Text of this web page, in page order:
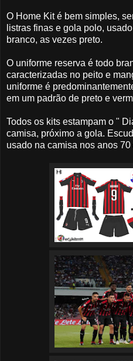
O Home Kit é bem simples,
listras finas e gola polo,
branco, as vezes preto.
O uniforme reserva é todo
caracterizadas no peito e
uniforme é
em um padrão de preto e
Todos os kits estampam o "
camisa, próximo a gola.
usado na camisa nos anos 70